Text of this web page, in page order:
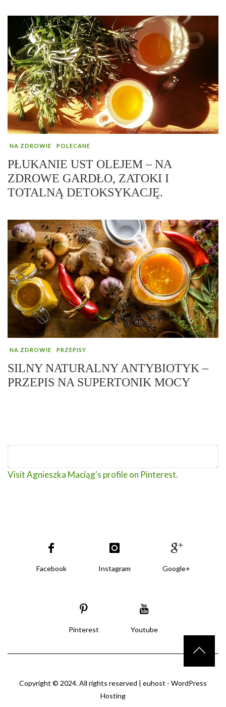
NA ZDROWIE POLECANE
PŁUKANIE UST OLEJEM – NA
ZDROWE GARDŁO, ZATOKI I
TOTALNĄ DETOKSYKACJĘ.
NA ZDROWIE PRZEPISY
SILNY NATURALNY ANTYBIOTYK –
PRZEPIS NA SUPERTONIK MOCY
Visit Agnieszka Maciąg's profile on Pinterest.
Facebook Instagram Google+
Pinterest Youtube
Copyright © 2024. All rights reserved | euhost - WordPress
Hosting